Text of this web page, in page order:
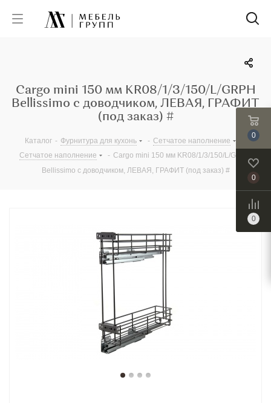
Cargo mini 150 мм KR08/1/3/150/L/GRPH
Bellissimo с доводчиком, ЛЕВАЯ, ГРАФИТ
(под заказ) #
Каталог - Фурнитура для кухонь - Сетчатое наполнение
Сетчатое наполнение
- Cargo mini 150 мм KR08/1/3/150/L/GRPH
Bellissimo с доводчиком, ЛЕВАЯ, ГРАФИТ (под заказ) #
0
0
0